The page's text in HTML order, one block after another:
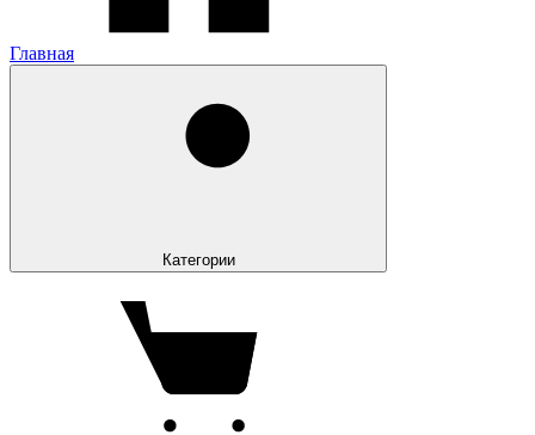
Главная
Категории